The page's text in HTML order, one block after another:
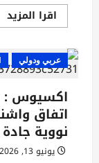
اقرا المزيد
الى
عربي ودولي
اكسيوس :
اتفاق
نووية جادة
يونيو 13, 2026